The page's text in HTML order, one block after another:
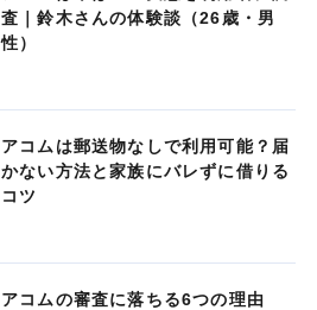
査｜鈴木さんの体験談（26歳・男
性）
アコムは郵送物なしで利用可能？届
かない方法と家族にバレずに借りる
コツ
アコムの審査に落ちる6つの理由